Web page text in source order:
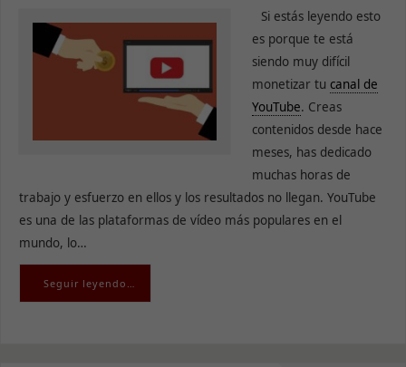
Si estás leyendo esto
es porque te está
siendo muy difícil
monetizar tu canal de
YouTube. Creas
contenidos desde hace
meses, has dedicado
muchas horas de
trabajo y esfuerzo en ellos y los resultados no llegan. YouTube
es una de las plataformas de vídeo más populares en el
mundo, lo…
Seguir leyendo…